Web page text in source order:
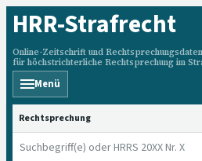
HRR-Strafrecht
Online-Zeitschrift und
für höchstrichterliche Rechtsprechung im
Menü
HRRS durchsuchen